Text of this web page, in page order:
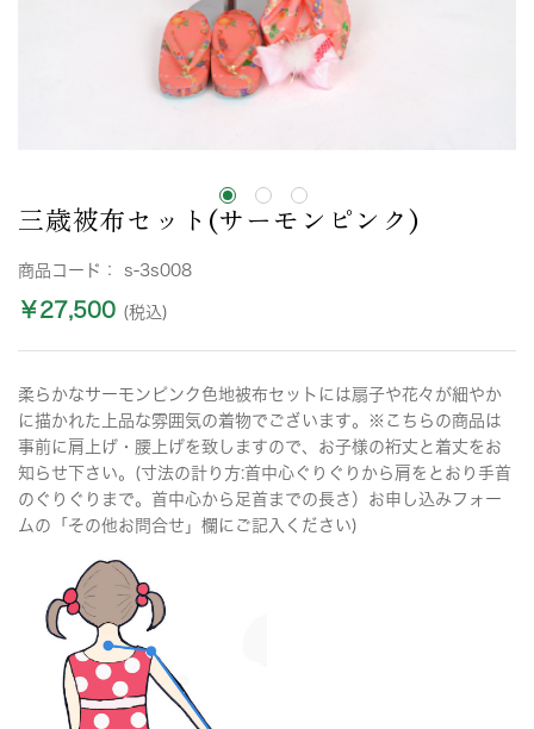
三歳被布セット(サーモンピンク)
商品コード： s-3s008
￥27,500 (税込)
柔らかなサーモンピンク色地被布セットには扇子や花々が細やか
に描かれた上品な雰囲気の着物でございます。※こちらの商品は
事前に肩上げ・腰上げを致しますので、お子様の裄丈と着丈をお
知らせ下さい。(寸法の計り方:首中心ぐりぐりから肩をとおり手首
のぐりぐりまで。首中心から足首までの長さ）お申し込みフォー
ムの「その他お問合せ」欄にご記入ください)